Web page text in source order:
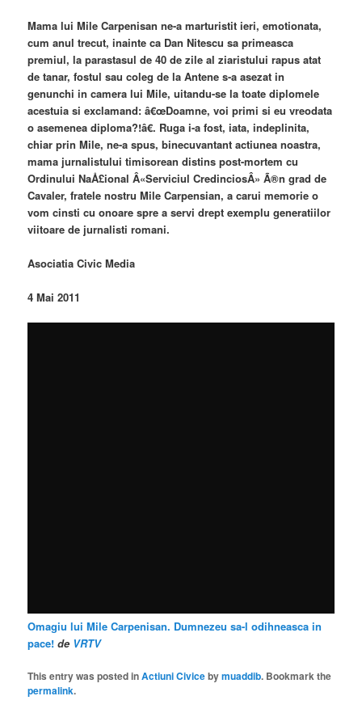
Mama lui Mile Carpenisan ne-a marturistit ieri, emotionata,
cum anul trecut, inainte ca Dan Nitescu sa primeasca
premiul, la parastasul de 40 de zile al ziaristului rapus atat
de tanar, fostul sau coleg de la Antene s-a asezat in
genunchi in camera lui Mile, uitandu-se la toate diplomele
acestuia si exclamand: â€œDoamne, voi primi si eu vreodata
o asemenea diploma?!â€. Ruga i-a fost, iata, indeplinita,
chiar prin Mile, ne-a spus, binecuvantant actiunea noastra,
mama jurnalistului timisorean distins post-mortem cu
Ordinului NaÅ£ional Â«Serviciul CredinciosÂ» Ã®n grad de
Cavaler, fratele nostru Mile Carpensian, a carui memorie o
vom cinsti cu onoare spre a servi drept exemplu generatiilor
viitoare de jurnalisti romani.
Asociatia Civic Media
4 Mai 2011
Omagiu lui Mile Carpenisan. Dumnezeu sa-l odihneasca in
pace! de VRTV
This entry was posted inActiuni Civicebymuaddib. Bookmark the
permalink.